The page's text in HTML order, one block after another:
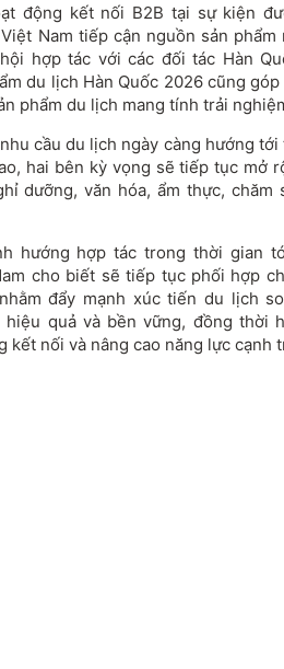
động kết nối B2B tại sự kiện
Nam tiếp cận nguồn sản
hợp tác với các đối tác Hàn
du lịch Hàn Quốc 2026 cũng
phẩm du lịch mang tính trải
cầu du lịch ngày càng hướng
hai bên kỳ vọng sẽ tiếp tục mở
dưỡng, văn hóa, ẩm thực, chăm
hướng hợp tác trong thời gian
cho biết sẽ tiếp tục phối hợp
đẩy mạnh xúc tiến du lịch
hiệu quả và bền vững, đồng thời
kết nối và nâng cao năng lực cạnh